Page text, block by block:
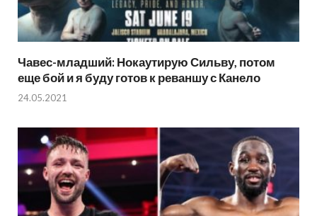
Чавес-младший: Нокаутирую Сильву, потом
еще бой и я буду готов к реваншу с Канело
24.05.2021